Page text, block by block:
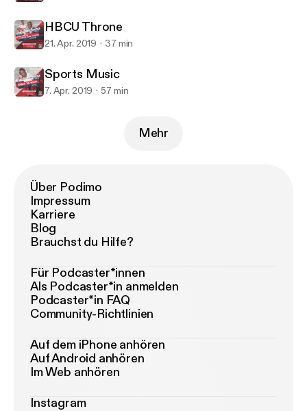
HBCU Throne
21. Apr. 2019 37 min
Sports Music
7. Apr. 2019 57 min
Mehr
Über Podimo
Impressum
Karriere
Blog
Brauchst du Hilfe?
Für Podcaster*innen
Als Podcaster*in anmelden
Podcaster*in FAQ
Community-Richtlinien
Auf dem iPhone anhören
Auf Android anhören
Im Web anhören
Instagram